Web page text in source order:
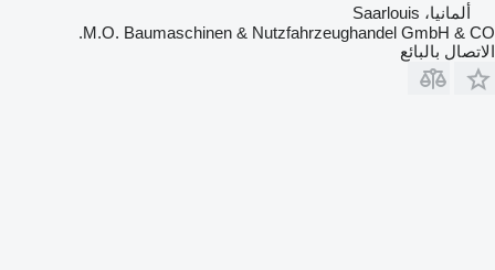
ألمانيا، Saarlouis
M.O. Baumaschinen & Nutzfahrzeughandel GmbH & CO.
الاتصال بالبائع